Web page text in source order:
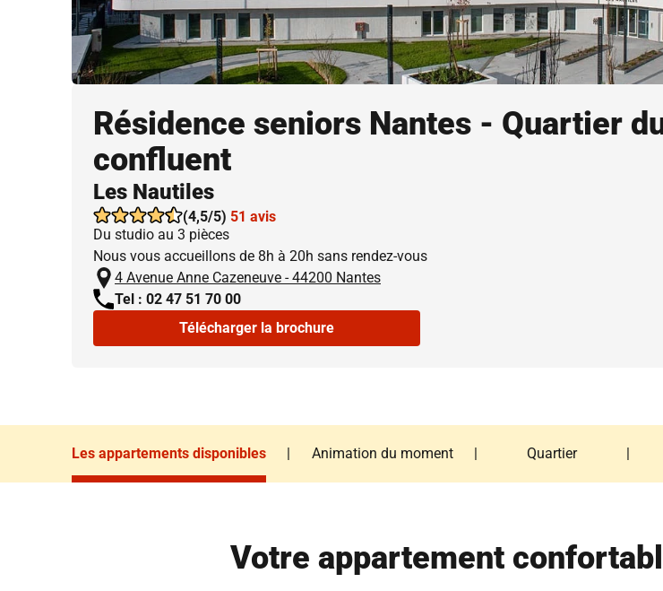
Résidence seniors Nantes - Quartier
confluent
Les Nautiles
(4,5/5) 51 avis
Du studio au 3 pièces
Nous vous accueillons de 8h à 20h sans rendez-vous
4 Avenue Anne Cazeneuve - 44200 Nantes
Tel : 02 47 51 70 00
Télécharger la brochure
Les appartements disponibles
|
Animation du moment
|
Quartier
|
Votre appartement